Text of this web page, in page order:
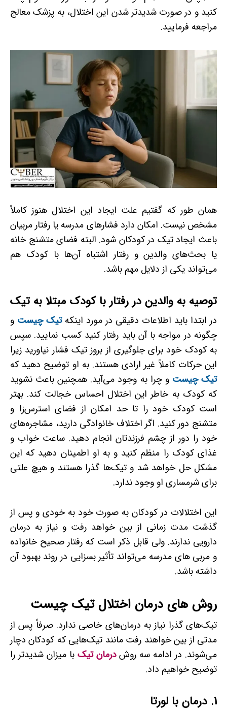
کنید و در صورت شدیدتر شدن این اختلال، به پزشک معالج
مراجعه فرمایید.
همان طور که گفتیم علت ایجاد این اختلال هنوز کاملاً
مشخص نیست. امکان دارد فشارهای مدرسه یا رفتار مربیان
باعث ایجاد تیک در کودکان شود. البته فضای متشنج خانه
یا بحث‌های والدین و رفتار اشتباه آن‌ها با کودک هم
می‌تواند یکی از دلایل مهم باشد.
توصیه به والدین در رفتار با کودک مبتلا به تیک
در ابتدا باید اطلاعات دقیقی در مورد اینکهتیک چیست و
چگونه در مواجه با آن باید رفتار کنید کسب نمایید. سپس
به کودک خود برای جلوگیری از بروز تیک فشار نیاورید زیرا
این حرکات کاملاً غیر ارادی هستند. به او توضیح دهید که
تیک چیست و چرا به وجود می‌آید. همچنین باعث نشوید
که کودک به­ خاطر این اختلال احساس خجالت کند. بهتر
است کودک خود را تا حد امکان از فضای استرس‌زا و
متشنج دور کنید. اگر اختلاف خانوادگی دارید، مشاجره‌های
خود را دور از چشم فرزندتان انجام دهید. ساعت خواب و
غذای کودک را منظم کنید و به او اطمینان دهید که این
مشکل حل خواهد شد و تیک‌ها گذرا هستند و هیچ علتی
برای شرمساری او وجود ندارد.
این اختلالات در کودکان به صورت خود به خودی و پس از
گذشت مدت زمانی از بین خواهد رفت و نیاز به درمان
دارویی ندارند. ولی قابل ذکر است که رفتار صحیح خانواده
و مربی­ های مدرسه می‌تواند تأثیر بسزایی در روند بهبود آن
داشته باشد.
روش ­های درمان اختلال تیک چیست
تیک‌های گذرا نیاز به درمان‌های خاصی ندارد. صرفاً پس از
مدتی از بین خواهند رفت مانند تیک‌هایی که کودکان دچار
می‌شوند. در ادامه سه روش درمان تیک‌ با میزان شدیدتر را
توضیح خواهیم داد.
1. درمان با لورتا